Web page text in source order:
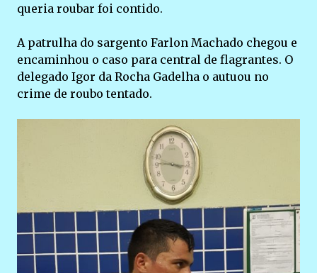
queria roubar foi contido.
A patrulha do sargento Farlon Machado chegou e
encaminhou o caso para central de flagrantes. O
delegado Igor da Rocha Gadelha o autuou no
crime de roubo tentado.